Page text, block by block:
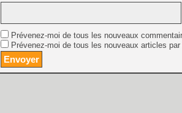
Prévenez-moi de tous les nouveaux
Prévenez-moi de tous les nouveaux articles par